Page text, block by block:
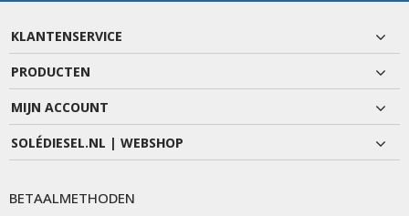
KLANTENSERVICE
PRODUCTEN
MIJN ACCOUNT
SOLÉDIESEL.NL | WEBSHOP
BETAALMETHODEN